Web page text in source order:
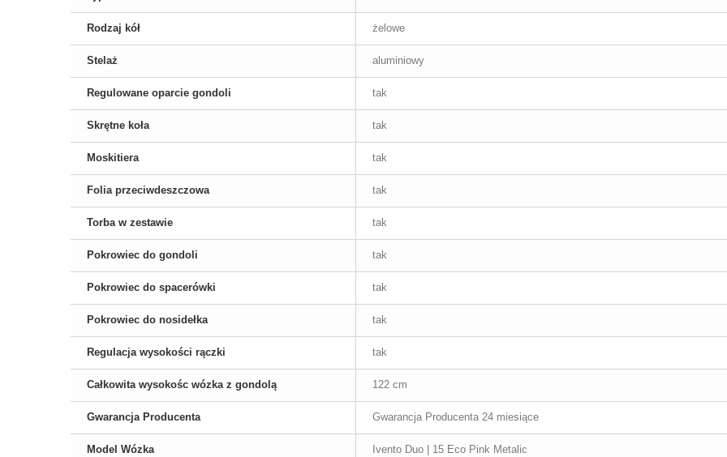
Rodzaj kół żelowe
Stelaż aluminiowy
Regulowane oparcie gondoli tak
Skrętne koła tak
Moskitiera tak
Folia przeciwdeszczowa tak
Torba w zestawie tak
Pokrowiec do gondoli tak
Pokrowiec do spacerówki tak
Pokrowiec do nosidełka tak
Regulacja wysokości rączki tak
Całkowita wysokośc wózka z gondolą 122 cm
Gwarancja Producenta Gwarancja Producenta 24 miesiące
Model Wózka Ivento Duo | 15 Eco Pink Metalic